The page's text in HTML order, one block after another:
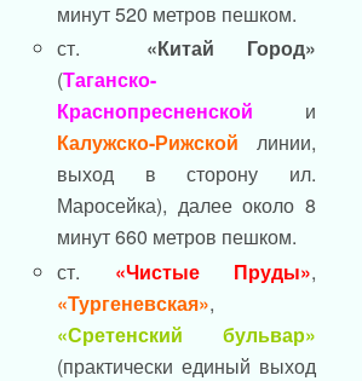
минут 520 метров пешком.
ст. «Китай Город»
(Таганско-
Краснопресненской
и
Калужско-Рижской линии,
выход в сторону ил.
Маросейка), далее около 8
минут 660 метров пешком.
ст. «Чистые Пруды»,
«Тургеневская»,
«Сретенский бульвар»
(практически единый выход